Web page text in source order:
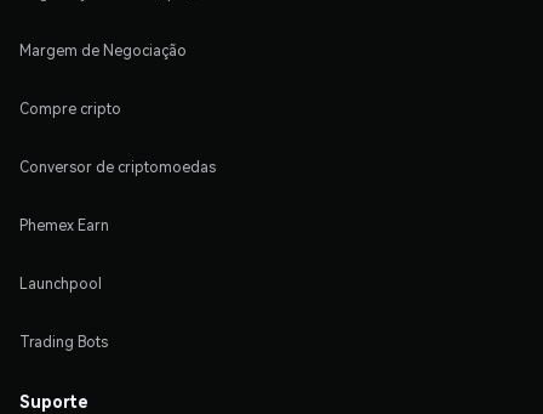
Margem de Negociação
Compre cripto
Conversor de criptomoedas
Phemex Earn
Launchpool
Trading Bots
Suporte